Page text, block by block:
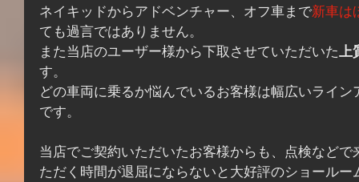
ネイキッドからアドベンチャー、オフ車まで新車は
ても過言ではありません。
また当店のユーザー様から下取させていただいた上
す。
どの車両に乗るか悩んでいるお客様は幅広いライ
です。
当店でご契約いただいたお客様からも、点検など
ただく時間が退屈にならないと大好評のショール